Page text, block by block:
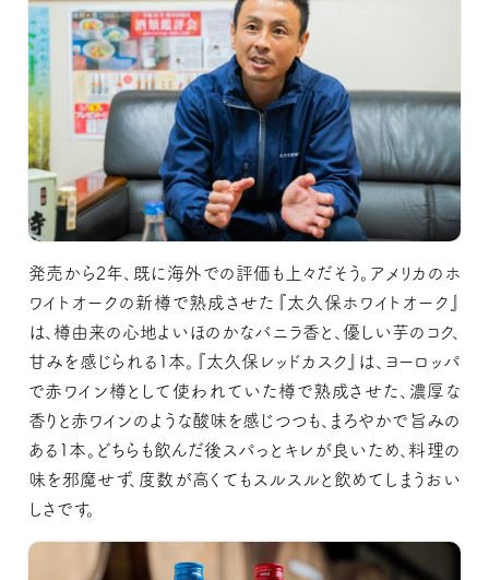
発売から2年、既に海外での評価も上々だそう。アメリカのホ
ワイトオークの新樽で熟成させた『太久保ホワイトオーク』
は、樽由来の心地よいほのかなバニラ香と、優しい芋のコク、
甘みを感じられる1本。『太久保レッドカスク』は、ヨーロッパ
で赤ワイン樽として使われていた樽で熟成させた、濃厚な
香りと赤ワインのような酸味を感じつつも、まろやかで旨みの
ある1本。どちらも飲んだ後スパっとキレが良いため、料理の
味を邪魔せず、度数が高くてもスルスルと飲めてしまうおい
しさです。